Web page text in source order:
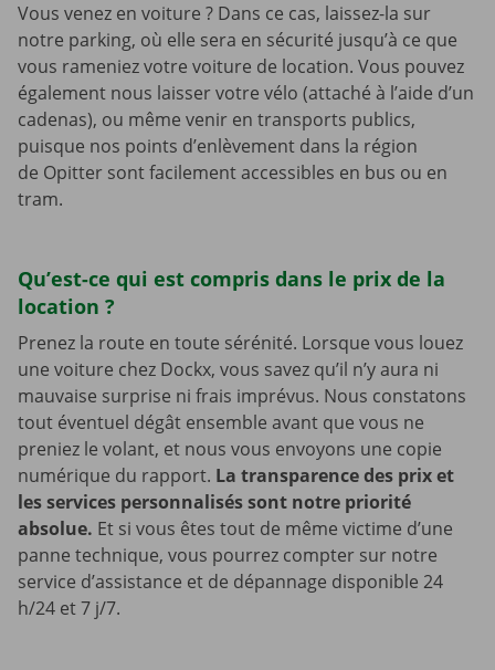
Vous venez en voiture ? Dans ce cas, laissez-la sur
notre parking, où elle sera en sécurité jusqu’à ce que
vous rameniez votre voiture de location. Vous pouvez
également nous laisser votre vélo (attaché à l’aide d’un
cadenas), ou même venir en transports publics,
puisque nos points d’enlèvement dans la région
de Opitter sont facilement accessibles en bus ou en
tram.
Qu’est-ce qui est compris dans le prix de la
location ?
Prenez la route en toute sérénité. Lorsque vous louez
une voiture chez Dockx, vous savez qu’il n’y aura ni
mauvaise surprise ni frais imprévus. Nous constatons
tout éventuel dégât ensemble avant que vous ne
preniez le volant, et nous vous envoyons une copie
numérique du rapport. La transparence des prix et
les services personnalisés sont notre priorité
absolue. Et si vous êtes tout de même victime d’une
panne technique, vous pourrez compter sur notre
service d’assistance et de dépannage disponible 24
h/24 et 7 j/7.